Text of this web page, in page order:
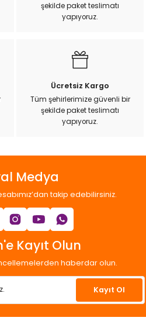
şekilde paket teslimatı
yapıyoruz.
Ücretsiz Kargo
Tüm şehirlerimize güvenli bir
şekilde paket teslimatı
yapıyoruz.
Medya
takip edebilirsiniz.
Kayıt Olun
haberdar olun.
Kayıt Ol